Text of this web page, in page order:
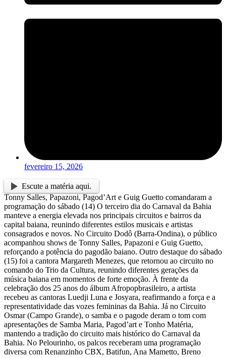
fevereiro 15, 2026
Escute a matéria aqui.
Tonny Salles, Papazoni, Pagod’Art e Guig Guetto comandaram a
programação do sábado (14) O terceiro dia do Carnaval da Bahia
manteve a energia elevada nos principais circuitos e bairros da
capital baiana, reunindo diferentes estilos musicais e artistas
consagrados e novos. No Circuito Dodô (Barra-Ondina), o público
acompanhou shows de Tonny Salles, Papazoni e Guig Guetto,
reforçando a potência do pagodão baiano. Outro destaque do sábado
(15) foi a cantora Margareth Menezes, que retornou ao circuito no
comando do Trio da Cultura, reunindo diferentes gerações da
música baiana em momentos de forte emoção. À frente da
celebração dos 25 anos do álbum Afropopbrasileiro, a artista
recebeu as cantoras Luedji Luna e Josyara, reafirmando a força e a
representatividade das vozes femininas da Bahia. Já no Circuito
Osmar (Campo Grande), o samba e o pagode deram o tom com
apresentações de Samba Maria, Pagod’art e Tonho Matéria,
mantendo a tradição do circuito mais histórico do Carnaval da
Bahia. No Pelourinho, os palcos receberam uma programação
diversa com Renanzinho CBX, Batifun, Ana Mametto, Breno